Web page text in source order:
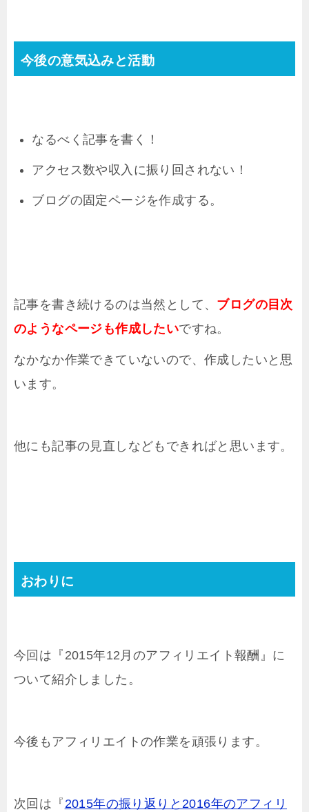
今後の意気込みと活動
なるべく記事を書く！
アクセス数や収入に振り回されない！
ブログの固定ページを作成する。
記事を書き続けるのは当然として、 ブログの目次
のようなページも作成したいですね。
なかなか作業できていないので、作成したいと思
います。
他にも記事の見直しなどもできればと思います。
おわりに
今回は『2015年12月のアフィリエイト報酬』に
ついて紹介しました。
今後もアフィリエイトの作業を頑張ります。
次回は『2015年の振り返りと2016年のアフィリ